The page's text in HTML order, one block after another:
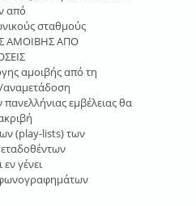
από
σταθμούς
ΑΜΟΙΒΗΣ ΑΠΟ
αμοιβής από τη
αναμετάδοση
εμβέλειας θα
(play-lists) των
γένει